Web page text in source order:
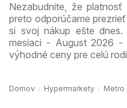
Nezabudnite, že
preto odporúčame
si svoj nákup ešte
mesiaci - August 2026 -
výhodné ceny pre celú
Domov Hypermarkety Metro